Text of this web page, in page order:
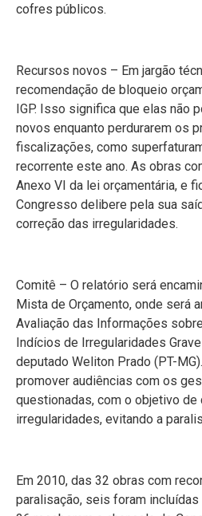
cofres públicos.
Recursos novos – Em jargão
recomendação de bloqueio
IGP. Isso significa que elas não
novos enquanto perdurarem os
fiscalizações, como
recorrente este ano. As obras
Anexo VI da lei orçamentária, e
Congresso delibere pela sua
correção das irregularidades.
Comitê – O relatório será
Mista de Orçamento, onde será
Avaliação das Informações
Indícios de Irregularidades
deputado Weliton Prado (PT-
promover audiências com os
questionadas, com o objetivo de
irregularidades, evitando a
Em 2010, das 32 obras com
paralisação, seis foram incluídas